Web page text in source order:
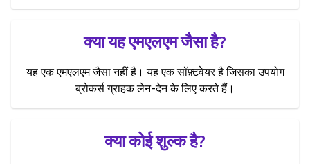
क्या यह एमएलएम जैसा है?
यह एक एमएलएम जैसा नहीं है। यह एक सॉफ़्टवेयर है जिसका उपयोग
ब्रोकर्स ग्राहक लेन-देन के लिए करते हैं।
क्या कोई शुल्क है?